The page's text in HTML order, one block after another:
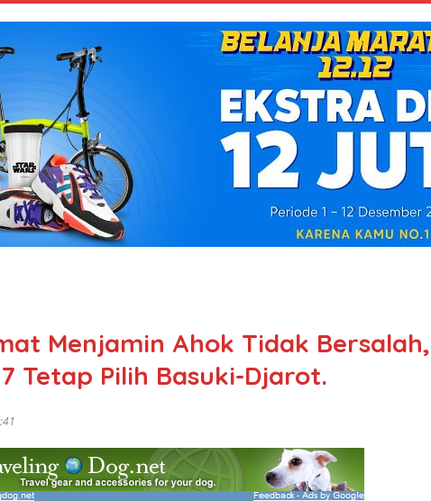
Menjamin Ahok Tidak Bersalah,
Tetap Pilih Basuki-Djarot.